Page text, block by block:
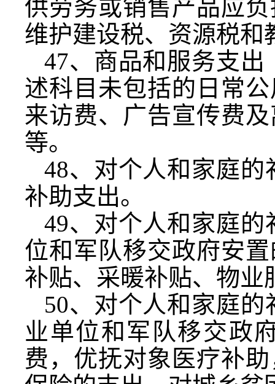
供劳务或销售产品应
维护建设税、资源税和
47、商品和服务支
述科目未包括的日常
来访费、广告宣传费
等。
48、对个人和家庭的
补助支出。
49、对个人和家庭
位和军队移交政府安
补贴、采暖补贴、物业
50、对个人和家庭
业单位和军队移交政
费，优抚对象医疗补